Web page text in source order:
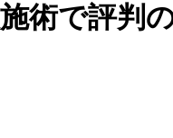
術で評判